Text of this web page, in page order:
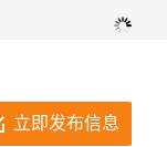
立即发布信息